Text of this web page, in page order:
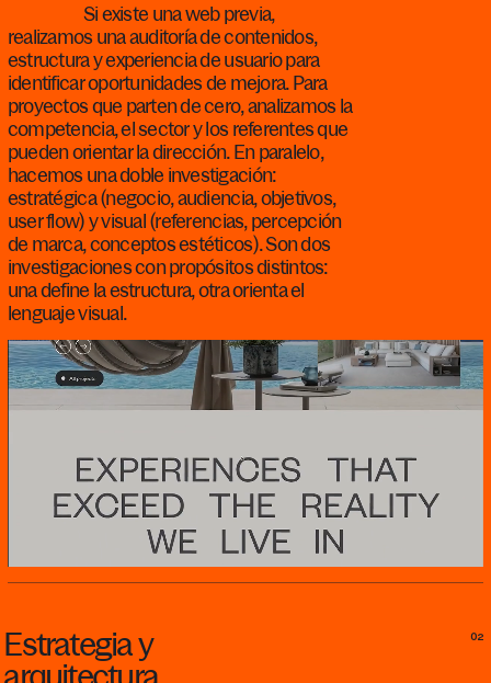
Si existe una web previa,
realizamos una auditoría de contenidos,
estructura y experiencia de usuario para
identificar oportunidades de mejora. Para
proyectos que parten de cero, analizamos la
competencia, el sector y los referentes que
pueden orientar la dirección. En paralelo,
hacemos una doble investigación:
estratégica (negocio, audiencia, objetivos,
user flow) y visual (referencias, percepción
de marca, conceptos estéticos). Son dos
investigaciones con propósitos distintos:
una define la estructura, otra orienta el
lenguaje visual.
Estrategiay
02